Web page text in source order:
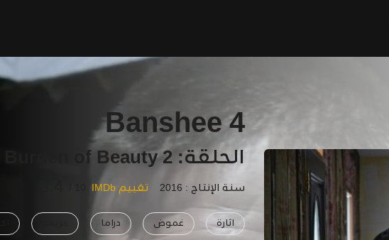
Banshee 4
الحلقة: 2 The Burden of Beauty
سنة الإنتاج : 2016 تقييم IMDb
اثارة غموض دراما